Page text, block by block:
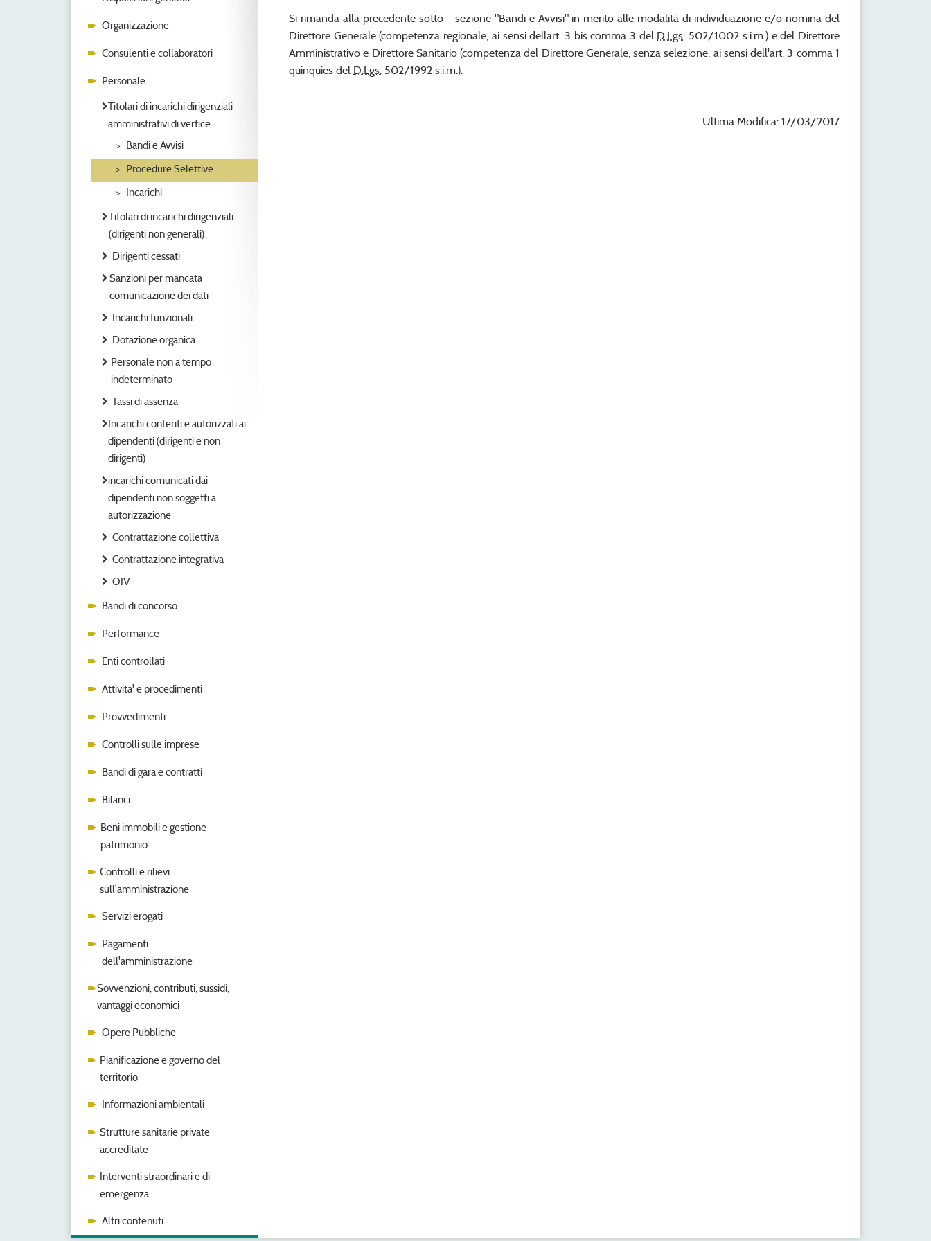
Organizzazione
Consulenti e collaboratori
Personale
Titolari di incarichi dirigenziali
amministrativi di vertice
Bandi e Avvisi
Procedure Selettive
Incarichi
Titolari di incarichi dirigenziali
(dirigenti non generali)
Dirigenti cessati
Sanzioni per mancata
comunicazione dei dati
Incarichi funzionali
Dotazione organica
Personale non a tempo
indeterminato
Tassi di assenza
Incarichi conferiti e autorizzati ai
dipendenti (dirigenti e non
dirigenti)
incarichi comunicati dai
dipendenti non soggetti a
autorizzazione
Contrattazione collettiva
Contrattazione integrativa
OIV
Bandi di concorso
Performance
Enti controllati
Attivita' e procedimenti
Provvedimenti
Controlli sulle imprese
Bandi di gara e contratti
Bilanci
Beni immobili e gestione
patrimonio
Controlli e rilievi
sull'amministrazione
Servizi erogati
Pagamenti
dell'amministrazione
Sovvenzioni, contributi, sussidi,
vantaggi economici
Opere Pubbliche
Pianificazione e governo del
territorio
Informazioni ambientali
Strutture sanitarie private
accreditate
Interventi straordinari e di
emergenza
Altri contenuti
Si rimanda alla precedente sotto - sezione "Bandi e Avvisi" in merito alle modalità di individuazione e/o nomina del
Direttore Generale (competenza regionale, ai sensi dellart. 3 bis comma 3 del D.Lgs. 502/1002 s.i.m.) e del Direttore
Amministrativo e Direttore Sanitario (competenza del Direttore Generale, senza selezione, ai sensi dell'art. 3 comma 1
quinquies del D.Lgs. 502/1992 s.i.m.).
Ultima Modifica: 17/03/2017